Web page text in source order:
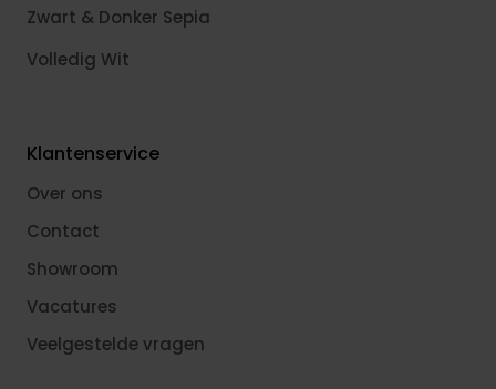
Zwart & Donker Sepia
Volledig Wit
Klantenservice
Over ons
Contact
Showroom
Vacatures
Veelgestelde vragen